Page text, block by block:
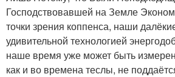
Господствовавшей на Земле
точки зрения коппенса, наши
удивительной технологией
наше время уже может быть
как и во времена теслы, не